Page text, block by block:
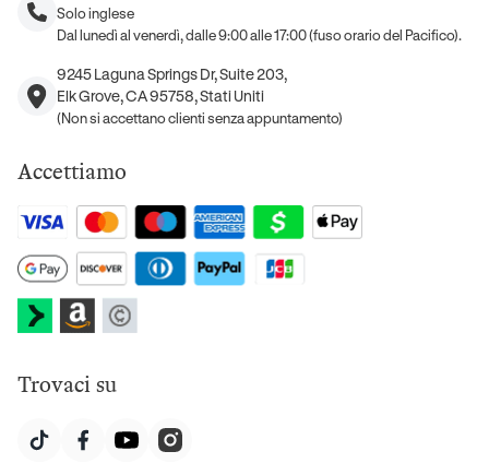
Solo inglese
Dal lunedì al venerdì, dalle 9:00 alle 17:00 (fuso orario del Pacifico).
9245 Laguna Springs Dr, Suite 203,
Elk Grove, CA 95758, Stati Uniti
(Non si accettano clienti senza appuntamento)
Accettiamo
Trovaci su